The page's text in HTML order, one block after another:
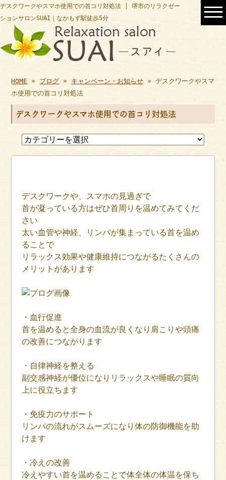
デスクワークやスマホ使用での首コリ対処法 | 堺市のリラクゼー
ションサロンSUAI｜なかもず駅徒歩5分
HOME » ブログ » キャンペーン・お知らせ » デスクワークやスマ
ホ使用での首コリ対処法
デスクワークやスマホ使用での首コリ対処法
デスクワークや、スマホの見過ぎで
首が凝っている方はぜひ首周りを温めてみてくだ
さい
太い血管や神経、リンパが集まっている首を温め
ることで
リラックス効果や健康維持につながるたくさんの
メリットがあります
・血行促進
首を温めると全身の血流が良くなり肩こりや頭痛
の改善につながります
・自律神経を整える
副交感神経が優位になりリラックスや睡眠の質向
上に役立ちます
・免疫力のサポート
リンパの流れがスムーズになり体の防御機能を助
けます
・冷えの改善
冷えやすい首を温めることで体全体の体温を保ち